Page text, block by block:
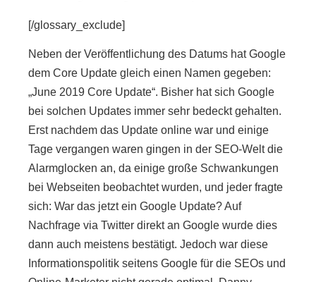
[/glossary_exclude]
Neben der Veröffentlichung des Datums hat Google
dem Core Update gleich einen Namen gegeben:
„June 2019 Core Update“. Bisher hat sich Google
bei solchen Updates immer sehr bedeckt gehalten.
Erst nachdem das Update online war und einige
Tage vergangen waren gingen in der SEO-Welt die
Alarmglocken an, da einige große Schwankungen
bei Webseiten beobachtet wurden, und jeder fragte
sich: War das jetzt ein Google Update? Auf
Nachfrage via Twitter direkt an Google wurde dies
dann auch meistens bestätigt. Jedoch war diese
Informationspolitik seitens Google für die SEOs und